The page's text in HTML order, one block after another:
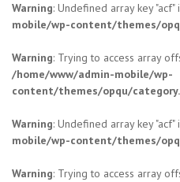
Warning: Undefined array key "acf"
mobile/wp-content/themes/
Warning: Trying to access array
/home/www/admin-mobile/wp-
content/themes/opqu/
Warning: Undefined array key "acf"
mobile/wp-content/themes/
Warning: Trying to access array